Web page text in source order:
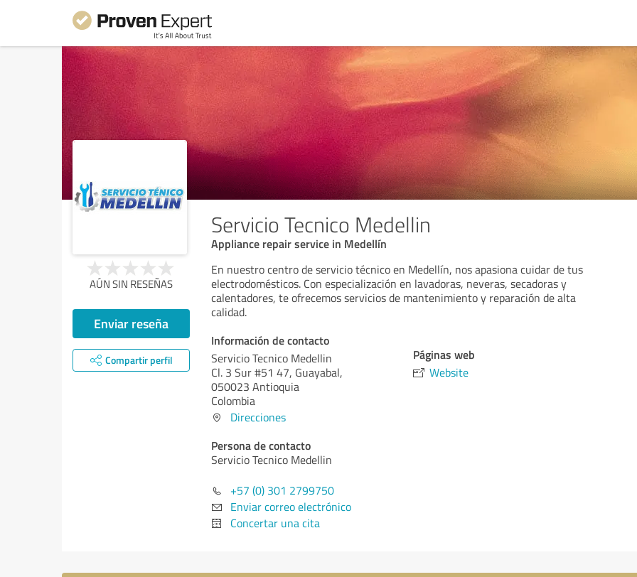
Servicio Tecnico Medellin
Appliance repair service in Medellín
AÚN SIN RESEÑAS
Enviar reseña
Compartir perfil
En nuestro centro de servicio técnico en Medellín, nos apasiona cuidar de tus
electrodomésticos. Con especialización en lavadoras, neveras, secadoras y
calentadores, te ofrecemos servicios de mantenimiento y reparación de alta
calidad.
Información de contacto
Servicio Tecnico Medellin
Cl. 3 Sur #51 47, Guayabal,
050023 Antioquia
Colombia
Direcciones
Persona de contacto
Servicio Tecnico Medellin
+57 (0) 301 2799750
Enviar correo electrónico
Concertar una cita
Páginas web
Website